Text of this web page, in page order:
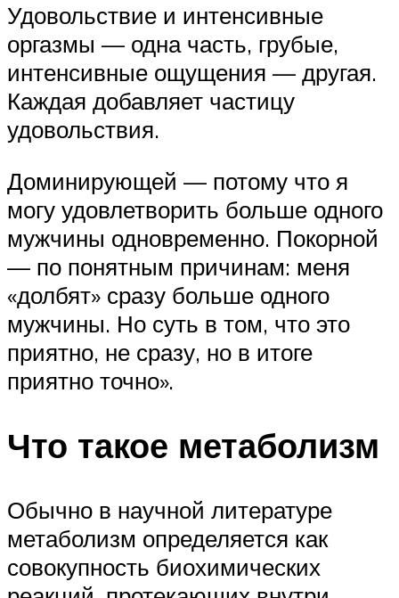
Удовольствие и интенсивные
оргазмы — одна часть, грубые,
интенсивные ощущения — другая.
Каждая добавляет частицу
удовольствия.
Доминирующей — потому что я
могу удовлетворить больше одного
мужчины одновременно. Покорной
— по понятным причинам: меня
«долбят» сразу больше одного
мужчины. Но суть в том, что это
приятно, не сразу, но в итоге
приятно точно».
Что такое метаболизм
Обычно в научной литературе
метаболизм определяется как
совокупность биохимических